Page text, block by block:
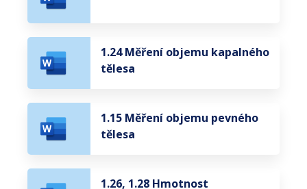
1.24 Měření objemu kapalného
tělesa
1.15 Měření objemu pevného
tělesa
1.26, 1.28 Hmotnost